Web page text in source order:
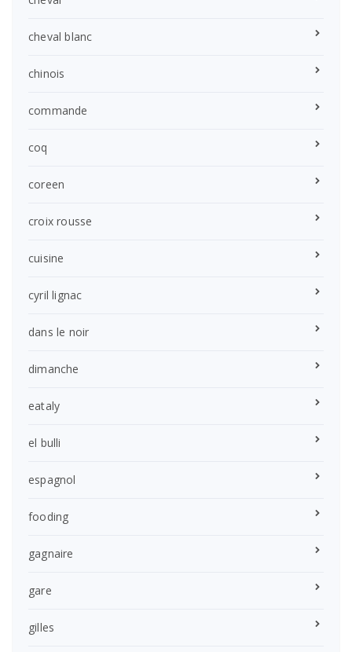
cheval blanc
chinois
commande
coq
coreen
croix rousse
cuisine
cyril lignac
dans le noir
dimanche
eataly
el bulli
espagnol
fooding
gagnaire
gare
gilles